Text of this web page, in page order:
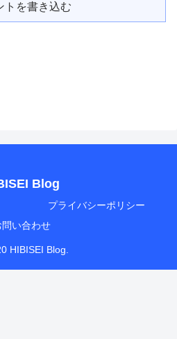
トを書き込む
Blog
プライバシーポリシー
問い合わせ
HIBISEI Blog.